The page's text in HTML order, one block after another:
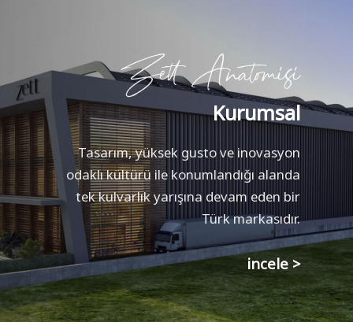
Zett Anatomisi
Kurumsal
Tasarım, yüksek gusto ve inovasyon
odaklı kültürü ile konumlandığı alanda
tek kulvarlık yarışına devam eden bir
Türk markasıdır.
incele >